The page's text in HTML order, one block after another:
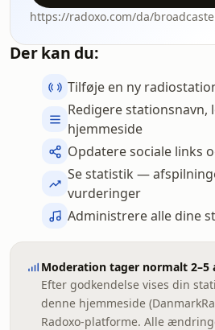
https://radoxo.com/da/
Der kan du:
Tilføje en ny
Redigere stationsnavn,
hjemmeside
Opdatere sociale links
Se statistik —
vurderinger
Administrere alle dine
Moderation tager normalt 2–5
Efter godkendelse vises din
denne hjemmeside
Radoxo-platforme. Alle